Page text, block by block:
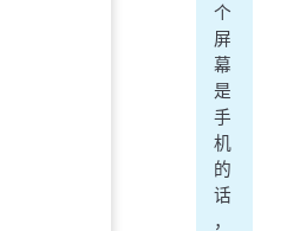
个
屏
幕
是
手
机
的
话
，